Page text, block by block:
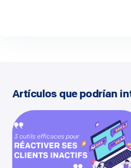
Artículos que podrían